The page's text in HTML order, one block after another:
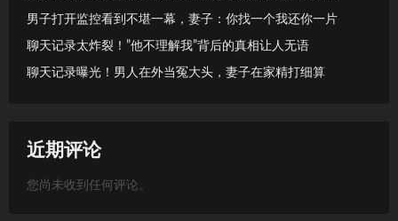
男子打开监控看到不堪一幕，妻子：你找一个我还你一片
聊天记录太炸裂！”他不理解我”背后的真相让人无语
聊天记录曝光！男人在外当冤大头，妻子在家精打细算
近期评论
您尚未收到任何评论。